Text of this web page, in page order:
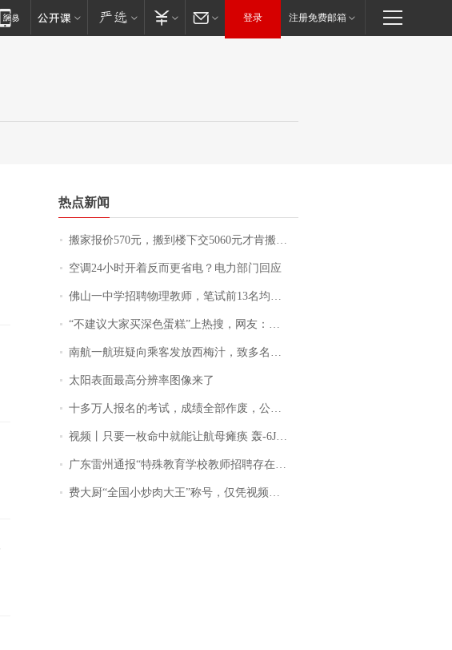
登录 注册免费邮箱
热点新闻
搬家报价570元，搬到楼下交5060元才肯搬上楼！女子傻眼了……
空调24小时开着反而更省电？电力部门回应
佛山一中学招聘物理教师，笔试前13名均遭淘汰？教育局：已叫停招聘，成立调查组全面核查
“不建议大家买深色蛋糕”上热搜，网友：天塌了！
南航一航班疑向乘客发放西梅汁，致多名乘客在飞行途中排队上厕所！乘客：机上100多人只有2个厕所；客服回应：并非每架飞机都会发放西梅汁
太阳表面最高分辨率图像来了
十多万人报名的考试，成绩全部作废，公平么？
视频丨只要一枚命中就能让航母瘫痪 轰-6J实力有多强？
广东雷州通报“特殊教育学校教师招聘存在违规行为”：已启动问责程序 副校长被停职
费大厨“全国小炒肉大王”称号，仅凭视频评出？中国烹饪协会回应